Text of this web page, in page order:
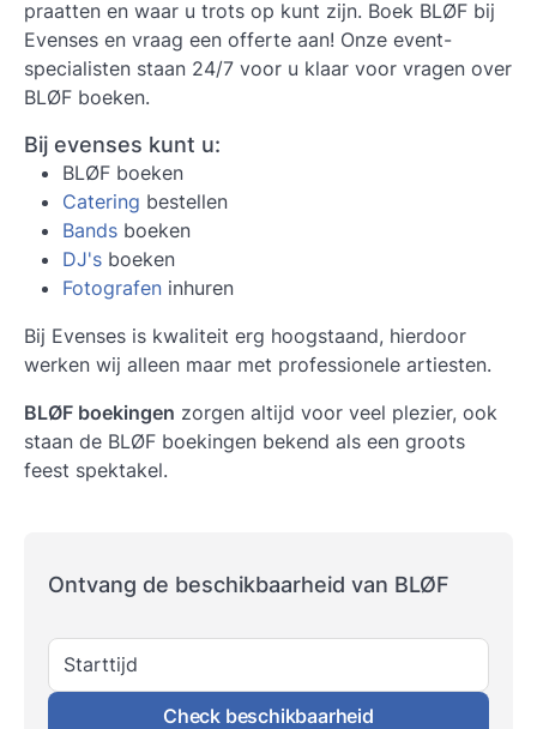
praatten en waar u trots op kunt zijn. Boek BLØF bij
Evenses en vraag een offerte aan! Onze event-
specialisten staan 24/7 voor u klaar voor vragen over
BLØF boeken.
Bij evenses kunt u:
BLØF boeken
Catering bestellen
Bands boeken
DJ's boeken
Fotografen inhuren
Bij Evenses is kwaliteit erg hoogstaand, hierdoor
werken wij alleen maar met professionele artiesten.
BLØF boekingen zorgen altijd voor veel plezier, ook
staan de BLØF boekingen bekend als een groots
feest spektakel.
Ontvang de beschikbaarheid van BLØF
Starttijd
Check beschikbaarheid